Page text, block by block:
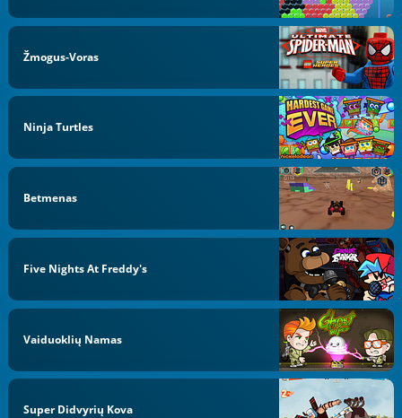
Žmogus-Voras
Ninja Turtles
Betmenas
Five Nights At Freddy's
Vaiduoklių Namas
Super Didvyrių Kova